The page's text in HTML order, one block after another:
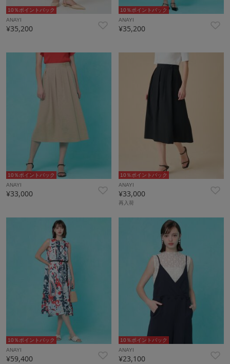
10％ポイントバック
ANAYI
¥35,200
10％ポイントバック
ANAYI
¥35,200
10％ポイントバック
ANAYI
¥33,000
10％ポイントバック
ANAYI
¥33,000
再入荷
10％ポイントバック
ANAYI
¥59,400
10％ポイントバック
ANAYI
¥23,100